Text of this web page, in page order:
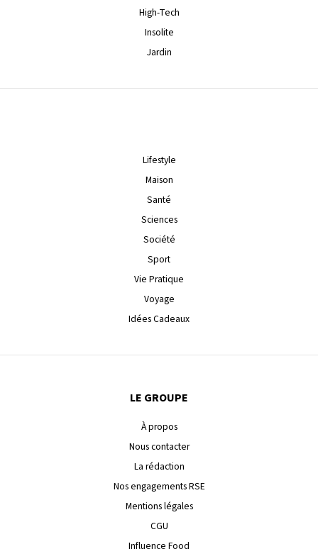
High-Tech
Insolite
Jardin
Lifestyle
Maison
Santé
Sciences
Société
Sport
Vie Pratique
Voyage
Idées Cadeaux
LE GROUPE
À propos
Nous contacter
La rédaction
Nos engagements RSE
Mentions légales
CGU
Influence Food